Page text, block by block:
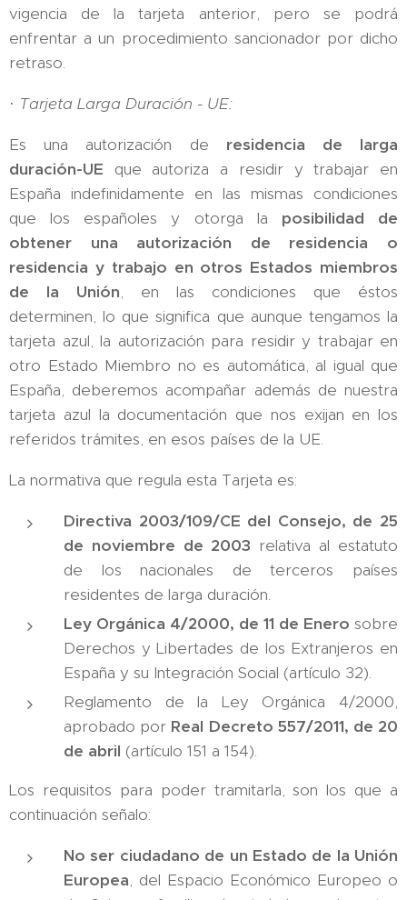
vigencia de la tarjeta anterior, pero se podrá
enfrentar a un procedimiento sancionador por dicho
retraso.
· Tarjeta Larga Duración - UE:
Es una autorización de residencia de larga
duración-UE que autoriza a residir y trabajar en
España indefinidamente en las mismas condiciones
que los españoles y otorga la posibilidad de
obtener una autorización de residencia o
residencia y trabajo en otros Estados miembros
de la Unión, en las condiciones que éstos
determinen, lo que significa que aunque tengamos la
tarjeta azul, la autorización para residir y trabajar en
otro Estado Miembro no es automática, al igual que
España, deberemos acompañar además de nuestra
tarjeta azul la documentación que nos exijan en los
referidos trámites, en esos países de la UE.
La normativa que regula esta Tarjeta es:
Directiva 2003/109/CE del Consejo, de 25
de noviembre de 2003 relativa al estatuto
de los nacionales de terceros países
residentes de larga duración.
Ley Orgánica 4/2000, de 11 de Enero sobre
Derechos y Libertades de los Extranjeros en
España y su Integración Social (artículo 32).
Reglamento de la Ley Orgánica 4/2000,
aprobado por Real Decreto 557/2011, de 20
de abril (artículo 151 a 154).
Los requisitos para poder tramitarla, son los que a
continuación señalo:
No ser ciudadano de un Estado de la Unión
Europea, del Espacio Económico Europeo o